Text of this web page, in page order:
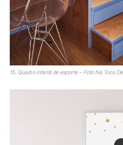
15. Quadro infantil de esporte – Foto Na Toca